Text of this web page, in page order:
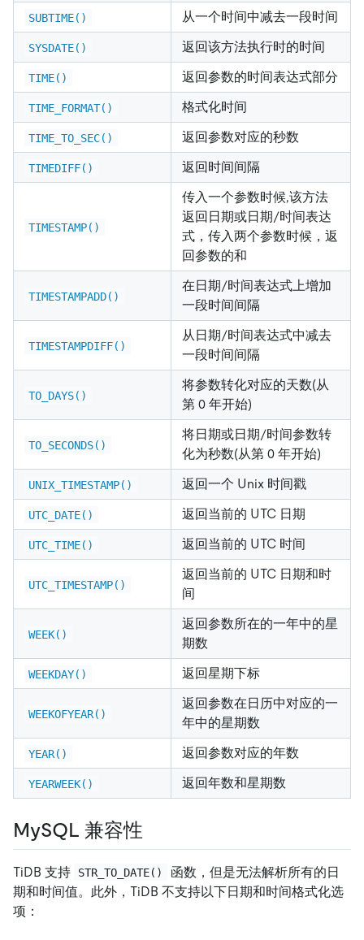
SUBTIME() 从一个时间中减去一段时间
SYSDATE() 返回该方法执行时的时间
TIME() 返回参数的时间表达式部分
TIME_FORMAT() 格式化时间
TIME_TO_SEC() 返回参数对应的秒数
TIMEDIFF() 返回时间间隔
TIMESTAMP()
传入一个参数时候,该方法
返回日期或日期/时间表达
式，传入两个参数时候，返
回参数的和
TIMESTAMPADD()
在日期/时间表达式上增加
一段时间间隔
TIMESTAMPDIFF()
从日期/时间表达式中减去
一段时间间隔
TO_DAYS()
将参数转化对应的天数(从
第 0 年开始)
TO_SECONDS()
将日期或日期/时间参数转
化为秒数(从第 0 年开始)
UNIX_TIMESTAMP() 返回一个 Unix 时间戳
UTC_DATE() 返回当前的 UTC 日期
UTC_TIME() 返回当前的 UTC 时间
UTC_TIMESTAMP()
返回当前的 UTC 日期和时
间
WEEK()
返回参数所在的一年中的星
期数
WEEKDAY() 返回星期下标
WEEKOFYEAR()
返回参数在日历中对应的一
年中的星期数
YEAR() 返回参数对应的年数
YEARWEEK() 返回年数和星期数
MySQL 兼容性
TiDB 支持 STR_TO_DATE()
函数，但是无法解析所有的日
期和时间值。此外，TiDB 不支持以下日期和时间格式化选
项：